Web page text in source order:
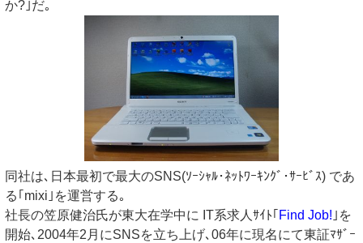
か?｣だ｡
同社は､日本最初で最大のSNS(ｿｰｼｬﾙ･ﾈｯﾄﾜｰｷﾝｸﾞ･ｻｰﾋﾞｽ) であ
る｢mixi｣を運営する｡
社長の笠原健治氏が東大在学中に IT系求人ｻｲﾄ｢ Find Job! ｣を
開始､2004年2月にSNSを立ち上げ､06年に現名にて東証ﾏｻﾞｰ